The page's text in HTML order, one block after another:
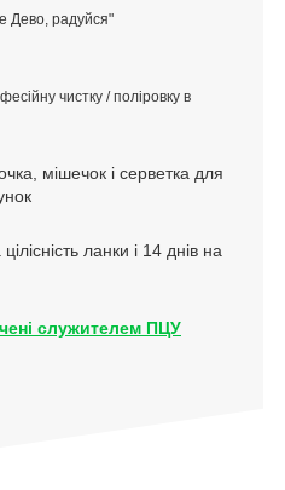
Дево, радуйся"
чистку / поліровку в
мішечок і серветка для
ланки і 14 днів на
служителем ПЦУ